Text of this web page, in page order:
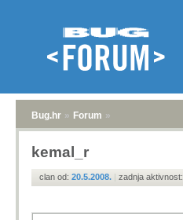
Bug.hr » Forum »
kemal_r
clan od: 20.5.2008. | zadnja aktivnost: